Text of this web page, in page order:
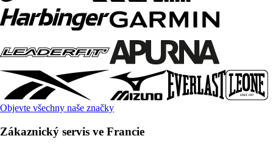
Objevte všechny naše značky
Zákaznický servis ve Francie